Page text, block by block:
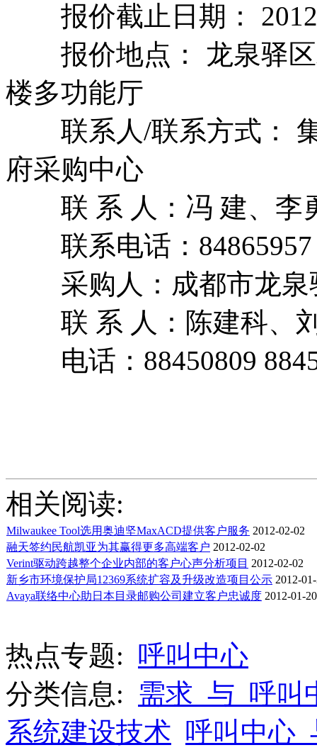
报价截止日期： 2012
报价地点： 龙泉驿区
楼多功能厅
联系人/联系方式： 集
府采购中心
联 系 人：冯 建、李
联系电话：84865957
采购人：成都市龙泉
联 系 人：陈建科、
电话：88450809
相关阅读:
Milwaukee Tool选用奥迪坚MaxACD提供客户服务 2012-02-02
融天签约民航凯亚为其赢得更多高端客户 2012-02-02
Verint驱动跨越整个企业内部的客户心声分析项目 2012-02-02
新乡市环境保护局12369系统扩容及升级改造项目公示 2012-
Avaya联络中心助日本目录邮购公司建立客户忠诚度 2012-01-20
热点专题: 呼叫中心
分类信息: 需求_与_呼叫
系统建设技术 呼叫中心